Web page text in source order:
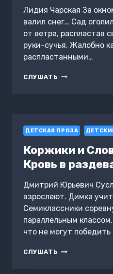
Лидия Чарская За
валил снег… Сад
от ветра, распластав
руки-сучья. Жалобно
распластанными…
СЛУШАТЬ ПРИЮТКИ
ДЕТСКАЯ ПРОЗА
Коржики и
Кровь в
Дмитрий Юрьевич
взрослеют. Димка
Семиклассники
параллельным
что не могут победить
СЛУШАТЬ КОРЖИКИ